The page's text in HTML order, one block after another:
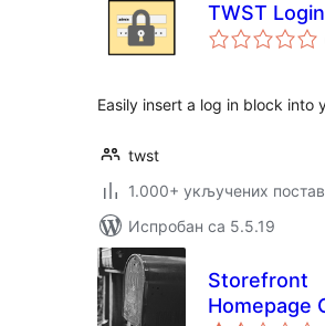
TWST
Easily insert a log in block into
twst
1.000+ укључених
Испробан са 5.5.19
Storefront
Homepage